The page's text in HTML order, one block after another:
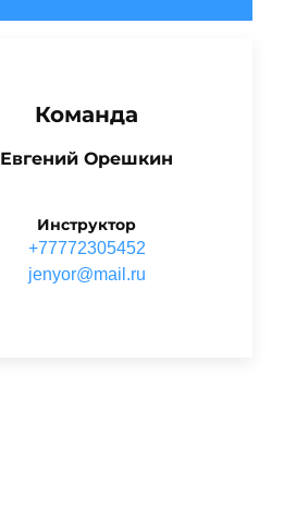
Команда
Евгений Орешкин
Инструктор
+77772305452
ur.liam@roynej